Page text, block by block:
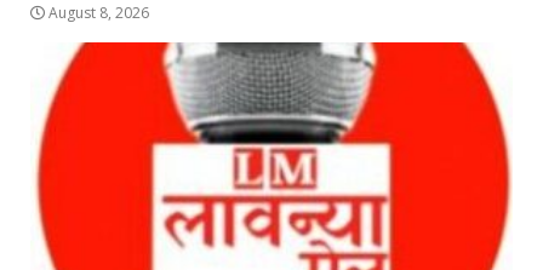
August 8, 2026